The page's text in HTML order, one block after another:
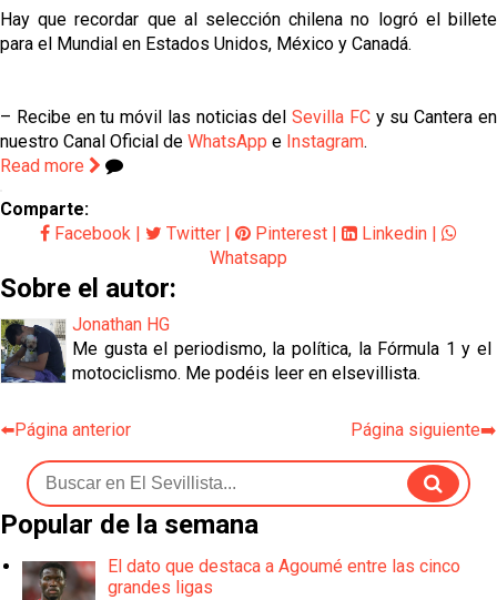
Hay que recordar que al selección chilena no logró el billete
para el Mundial en Estados Unidos, México y Canadá.
– Recibe en tu móvil las noticias delSevilla FCy su Cantera en
nuestro Canal Oficial de WhatsApp e Instagram.
Read more
Comparte:
Facebook | Twitter | Pinterest | Linkedin |
Whatsapp
Sobre el autor:
Jonathan HG
Me gusta el periodismo, la política, la Fórmula 1 y el
motociclismo. Me podéis leer en elsevillista.
⬅️Página anterior Página siguiente➡️
Popular de la semana
El dato que destaca a Agoumé entre las cinco
grandes ligas